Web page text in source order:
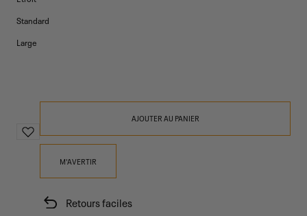
Standard
Large
AJOUTER AU PANIER
M'AVERTIR
Retours faciles